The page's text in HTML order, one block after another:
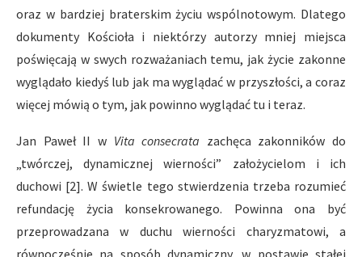
oraz w bardziej braterskim życiu wspólnotowym. Dlatego
dokumenty Kościoła i niektórzy autorzy mniej miejsca
poświęcają w swych rozważaniach temu, jak życie zakonne
wyglądało kiedyś lub jak ma wyglądać w przyszłości, a coraz
więcej mówią o tym, jak powinno wyglądać tu i teraz.
Jan Paweł II w Vita consecrata zachęca zakonników do
„twórczej, dynamicznej wierności” założycielom i ich
duchowi [2]. W świetle tego stwierdzenia trzeba rozumieć
refundację życia konsekrowanego. Powinna ona być
przeprowadzana w duchu wierności charyzmatowi, a
równocześnie na sposób dynamiczny, w postawie stałej